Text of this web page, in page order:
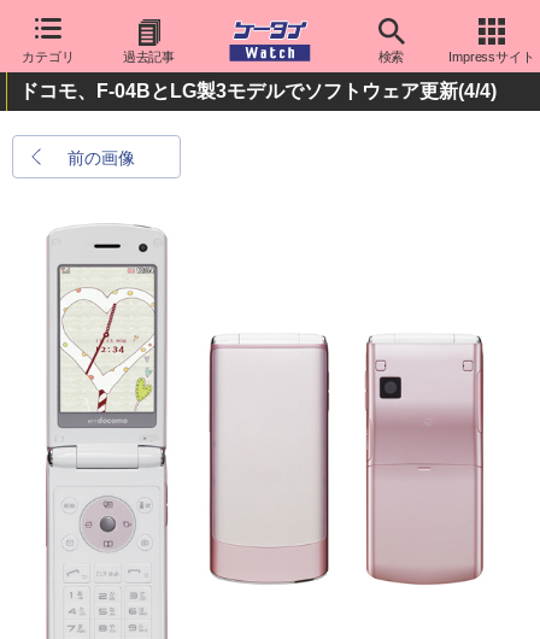
カテゴリ 過去記事 検索 Impressサイト
ドコモ、F-04BとLG製3モデルでソフトウェア更新(4/4)
前の画像